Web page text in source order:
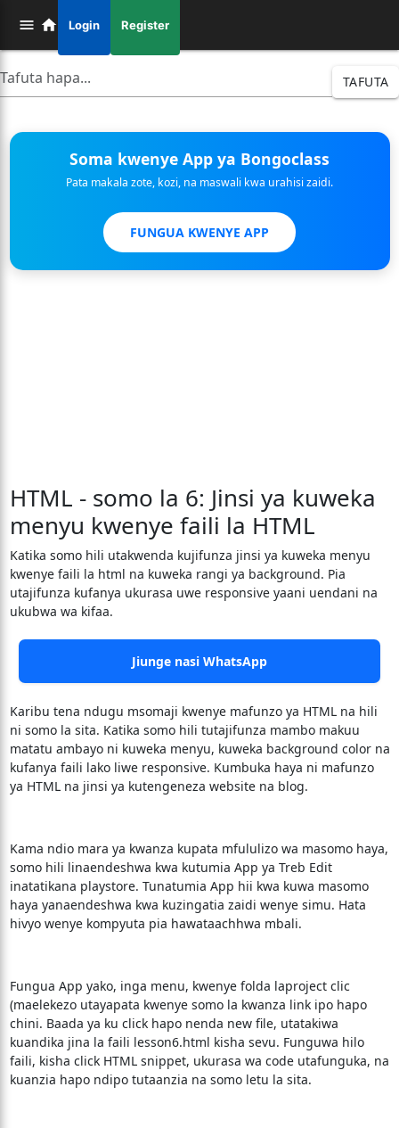
Login Register
TAFUTA
Soma kwenye App ya Bongoclass
Pata makala zote, kozi, na maswali kwa urahisi zaidi.
FUNGUA KWENYE APP
HTML - somo la 6: Jinsi ya kuweka
menyu kwenye faili la HTML
Katika somo hili utakwenda kujifunza jinsi ya kuweka menyu
kwenye faili la html na kuweka rangi ya background. Pia
utajifunza kufanya ukurasa uwe responsive yaani uendani na
ukubwa wa kifaa.
Jiunge nasi WhatsApp
Karibu tena ndugu msomaji kwenye mafunzo ya HTML na hili
ni somo la sita. Katika somo hili tutajifunza mambo makuu
matatu ambayo ni kuweka menyu, kuweka background color na
kufanya faili lako liwe responsive. Kumbuka haya ni mafunzo
ya HTML na jinsi ya kutengeneza website na blog.
Kama ndio mara ya kwanza kupata mfululizo wa masomo haya,
somo hili linaendeshwa kwa kutumia App ya Treb Edit
inatatikana playstore. Tunatumia App hii kwa kuwa masomo
haya yanaendeshwa kwa kuzingatia zaidi wenye simu. Hata
hivyo wenye kompyuta pia hawataachhwa mbali.
Fungua App yako, inga menu, kwenye folda laproject clic
(maelekezo utayapata kwenye somo la kwanza link ipo hapo
chini. Baada ya ku click hapo nenda new file, utatakiwa
kuandika jina la faili lesson6.html kisha sevu. Funguwa hilo
faili, kisha click HTML snippet, ukurasa wa code utafunguka, na
kuanzia hapo ndipo tutaanzia na somo letu la sita.